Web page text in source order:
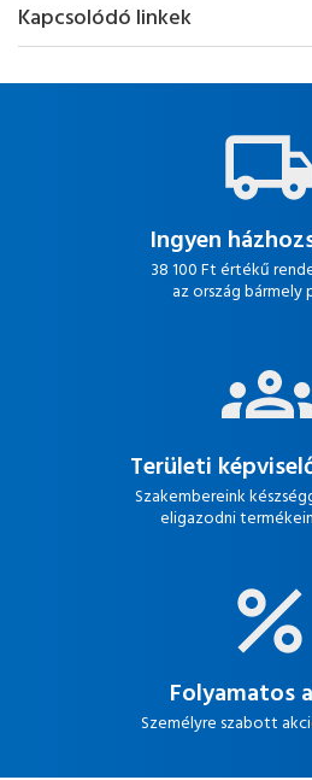
Kapcsolódó linkek
Ingyen
38 100 Ft értékű
az ország bármely
Területi
Szakembereink
eligazodni
Folyamatos
Személyre szabott